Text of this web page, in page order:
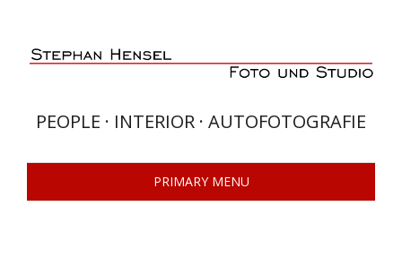
content
PEOPLE · INTERIOR · AUTOFOTOGRAFIE
PRIMARY MENU